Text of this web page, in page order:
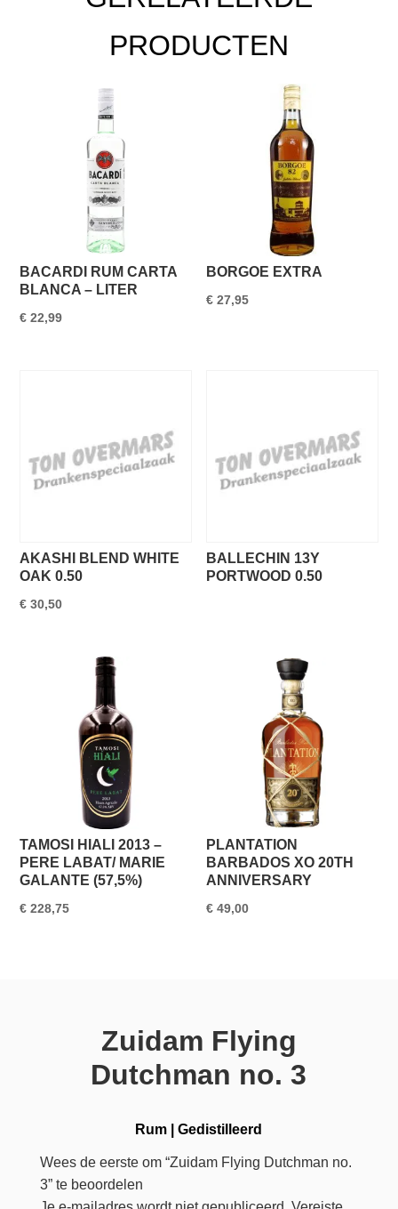
PRODUCTEN
BACARDI RUM CARTA
BLANCA – LITER
€ 22,99
BORGOE EXTRA
€ 27,95
AKASHI BLEND WHITE
OAK 0.50
€ 30,50
BALLECHIN 13Y
PORTWOOD 0.50
TAMOSI HIALI 2013 –
PERE LABAT/ MARIE
GALANTE (57,5%)
€ 228,75
PLANTATION
BARBADOS XO 20TH
ANNIVERSARY
€ 49,00
Zuidam Flying
Dutchman no. 3
Rum |Gedistilleerd
Wees de eerste om “Zuidam Flying Dutchman no.
3” te beoordelen